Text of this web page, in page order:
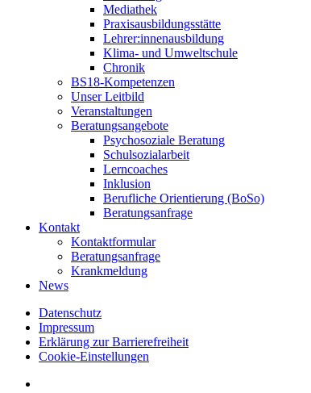
Mediathek
Praxisausbildungsstätte
Lehrer:innenausbildung
Klima- und Umweltschule
Chronik
BS18-Kompetenzen
Unser Leitbild
Veranstaltungen
Beratungsangebote
Psychosoziale Beratung
Schulsozialarbeit
Lerncoaches
Inklusion
Berufliche Orientierung (BoSo)
Beratungsanfrage
Kontakt
Kontaktformular
Beratungsanfrage
Krankmeldung
News
Datenschutz
Impressum
Erklärung zur Barrierefreiheit
Cookie-Einstellungen